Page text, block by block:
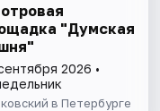
"Думская
2026 •
в Петербурге